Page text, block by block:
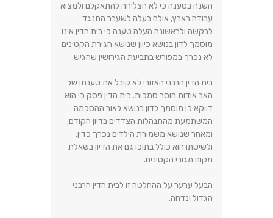
השנה בטענה כי לא הצליחה להתאקלם ולמצוא
עבודה בארץ, אולם בעלה לשעבר התנגד
לבקשה ולראשונה העלה טענה כי בית הדין אינו
מוסמך לדון בנושא כיוון שנושא הגירת הקטינים
לא נכרך במפורש בתביעת הגירושין שהגיש.
בית הדין הרבני האזורי לא קיבל את טענתו של
האב אודות חוסר סמכות. בית הדין פסק כי הוא
דווקא כן מוסמך לדון בנושא לאור ההסכמה
המשתמעת מהתנהלות הצדדים בדיון הקודם,
ומאחר שנושא משמורת הילדים נכרך כדין,
ולשיטתו הוא כולל בתוכו גם את הדיון בשאלת
מקום מגורי הקטינים.
הבעל ערער על ההחלטה זו לבית הדין הרבני
הגדול ונדחה.